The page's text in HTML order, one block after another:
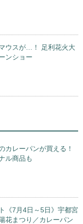
ウスが…！ 足利花火大
ンショー
カレーパンが買える！
ル商品も
《7月4日～5日》宇都宮
花まつり／カレーパン